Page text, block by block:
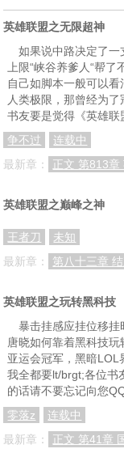
英雄联盟之无限超神
如果说中路决定了
上限“峡谷养爹人“帮
自己如脚本一般可以
人类极限，那曾经为
书友要是觉得《英雄
争不过
连载中
最新章：
正文 第813章
英雄联盟之巅峰之神
王者刀
未知
最新章：
第八十三章
英雄联盟之玩转黑科技
暴击挂感应挂位移
唐晓如何靠着黑科技
亚运会冠军，黑暗LOL
我全都要lt/brgt;各位书
的话请不要忘记向您
零落z
连载中
最新章：
正文 第41章